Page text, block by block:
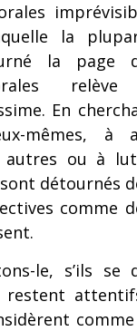
la
la page
En
mêmes, à
autres ou à
détournés
comme
le, s’ils se
restent